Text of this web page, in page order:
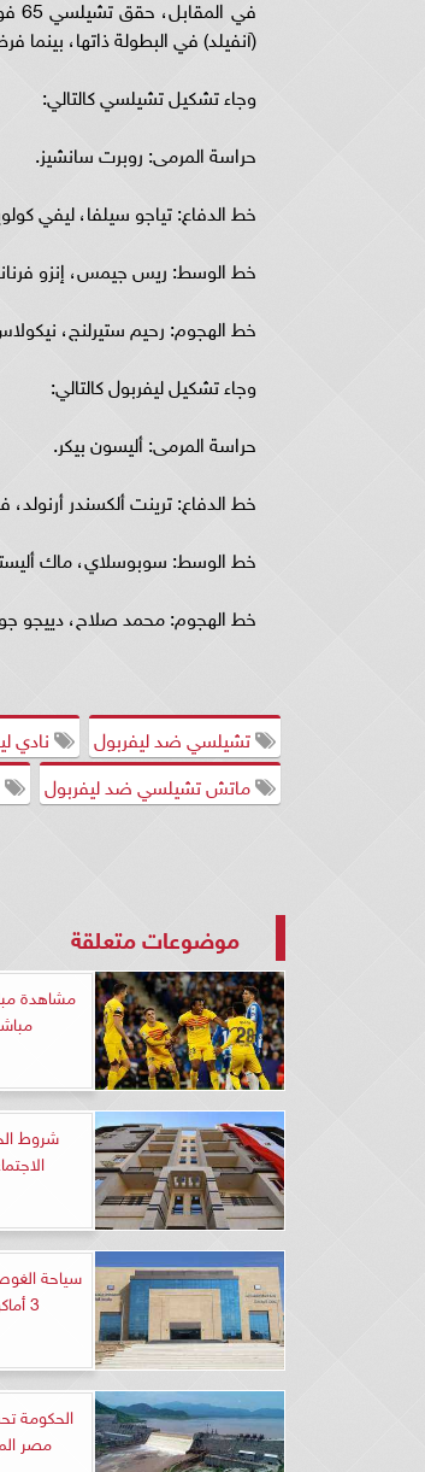
(آنفيلد) في البطولة ذاتها، بينما فرض التعادل
وجاء تشكيل تشيلسي كالتالي:
حراسة المرمى: روبرت سانشيز.
خط الدفاع: تياجو سيلفا، ليفي
خط الوسط: ريس جيمس، إنزو
خط الهجوم: رحيم ستيرلنج،
وجاء تشكيل ليفربول كالتالي:
حراسة المرمى: أليسون بيكر.
خط الدفاع: ترينت ألكسندر
خط الوسط: سوبوسلاي، ماك
خط الهجوم: محمد صلاح، دييجو
تشيلسي ضد ليفربول نادي
ماتش تشيلسي ضد ليفربول
موضوعات متعلقة
مشاهدة
شروط
سياحة
3 أماكن تستحوذ علي النشاط
الحكومة
مصر